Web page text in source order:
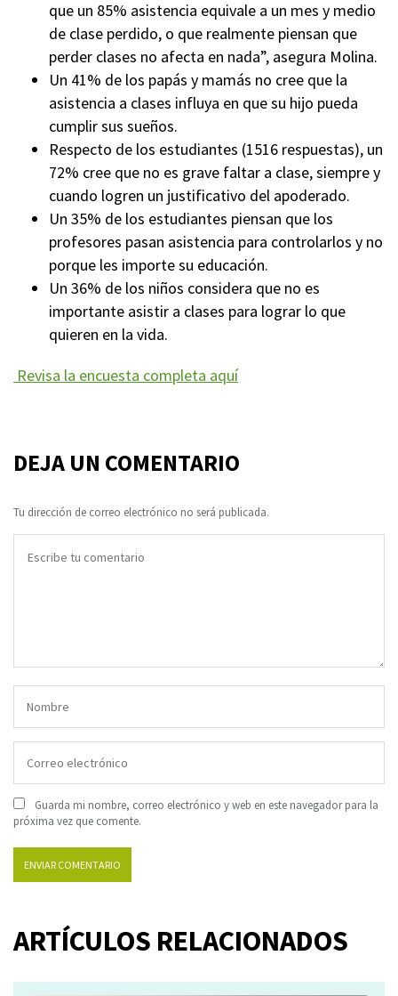
que un 85% asistencia equivale a un mes y medio
de clase perdido, o que realmente piensan que
perder clases no afecta en nada”, asegura Molina.
Un 41% de los papás y mamás no cree que la
asistencia a clases influya en que su hijo pueda
cumplir sus sueños.
Respecto de los estudiantes (1516 respuestas), un
72% cree que no es grave faltar a clase, siempre y
cuando logren un justificativo del apoderado.
Un 35% de los estudiantes piensan que los
profesores pasan asistencia para controlarlos y no
porque les importe su educación.
Un 36% de los niños considera que no es
importante asistir a clases para lograr lo que
quieren en la vida.
Revisa la encuesta completa aquí
DEJA UN COMENTARIO
Tu dirección de correo electrónico no será publicada.
Guarda mi nombre, correo electrónico y web en este navegador para la
próxima vez que comente.
ARTÍCULOS RELACIONADOS